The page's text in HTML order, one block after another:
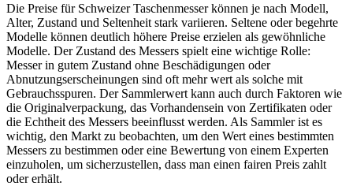
Die Preise für Schweizer Taschenmesser können je nach Modell,
Alter, Zustand und Seltenheit stark variieren. Seltene oder begehrte
Modelle können deutlich höhere Preise erzielen als gewöhnliche
Modelle. Der Zustand des Messers spielt eine wichtige Rolle:
Messer in gutem Zustand ohne Beschädigungen oder
Abnutzungserscheinungen sind oft mehr wert als solche mit
Gebrauchsspuren. Der Sammlerwert kann auch durch Faktoren wie
die Originalverpackung, das Vorhandensein von Zertifikaten oder
die Echtheit des Messers beeinflusst werden. Als Sammler ist es
wichtig, den Markt zu beobachten, um den Wert eines bestimmten
Messers zu bestimmen oder eine Bewertung von einem Experten
einzuholen, um sicherzustellen, dass man einen fairen Preis zahlt
oder erhält.